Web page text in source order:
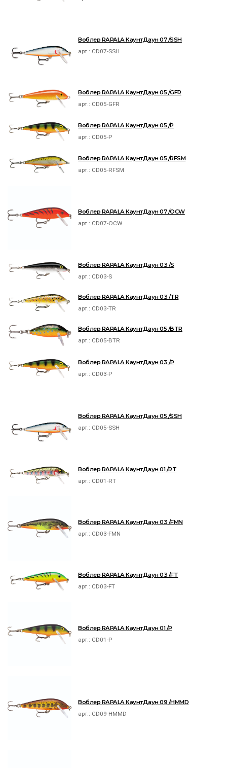
Воблер RAPALA КаунтДаун 07 /SSH
арт.: CD07-SSH
Воблер RAPALA КаунтДаун 05 /GFR
арт.: CD05-GFR
Воблер RAPALA КаунтДаун 05 /P
арт.: CD05-P
Воблер RAPALA КаунтДаун 05 /RFSM
арт.: CD05-RFSM
Воблер RAPALA КаунтДаун 07 /OCW
арт.: CD07-OCW
Воблер RAPALA КаунтДаун 03 /S
арт.: CD03-S
Воблер RAPALA КаунтДаун 03 /TR
арт.: CD03-TR
Воблер RAPALA КаунтДаун 05 /BTR
арт.: CD05-BTR
Воблер RAPALA КаунтДаун 03 /P
арт.: CD03-P
Воблер RAPALA КаунтДаун 05 /SSH
арт.: CD05-SSH
Воблер RAPALA КаунтДаун 01 /RT
арт.: CD01-RT
Воблер RAPALA КаунтДаун 03 /FMN
арт.: CD03-FMN
Воблер RAPALA КаунтДаун 03 /FT
арт.: CD03-FT
Воблер RAPALA КаунтДаун 01 /P
арт.: CD01-P
Воблер RAPALA КаунтДаун 09 /HMMD
арт.: CD09-HMMD